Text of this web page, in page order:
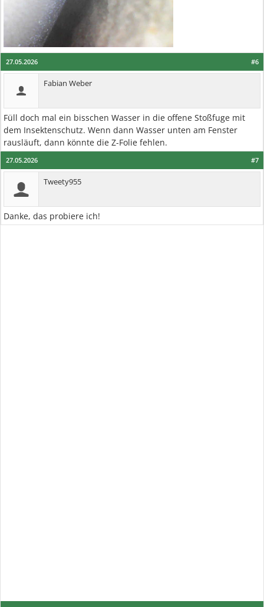
#6
27.05.2026
Fabian Weber
Füll doch mal ein bisschen Wasser in die offene Stoßfuge mit
dem Insektenschutz. Wenn dann Wasser unten am Fenster
rausläuft, dann könnte die Z-Folie fehlen.
#7
27.05.2026
Tweety955
Danke, das probiere ich!